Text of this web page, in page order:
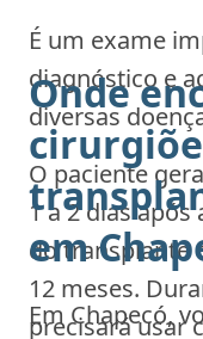
É um exame
diagnóstico e
diversas
O paciente
1 a 2 dias
do transplante
12 meses.
precisará usar
Onde
em
Em Chapecó,